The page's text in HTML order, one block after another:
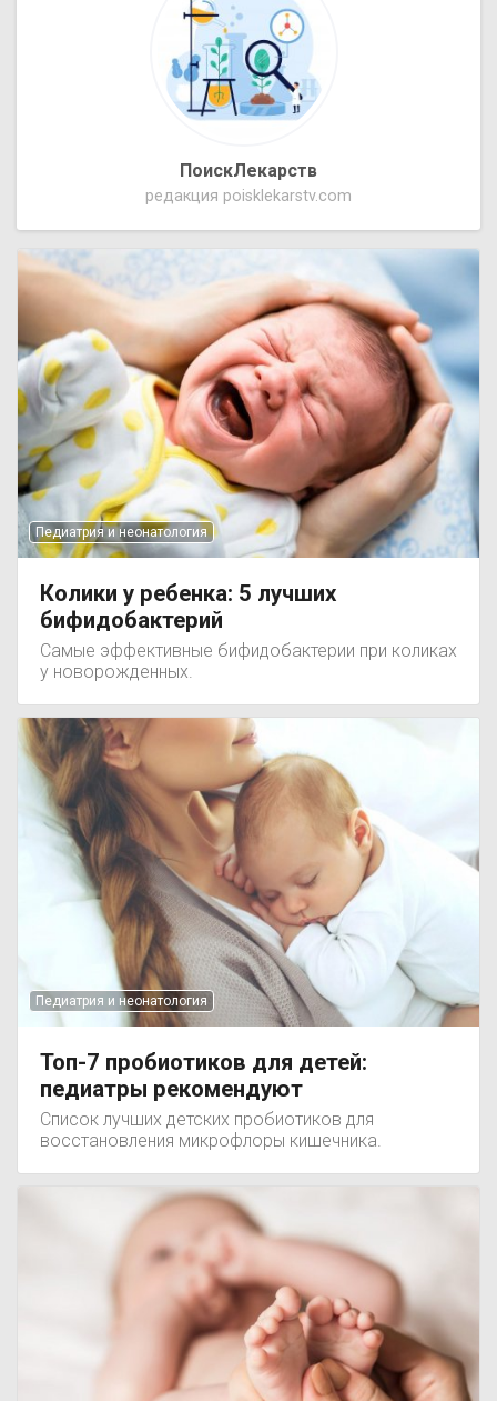
ПоискЛекарств
редакция poisklekarstv.com
Педиатрия и неонатология
Колики у ребенка: 5 лучших
бифидобактерий
Самые эффективные бифидобактерии при коликах
у новорожденных.
Педиатрия и неонатология
Топ-7 пробиотиков для детей:
педиатры рекомендуют
Список лучших детских пробиотиков для
восстановления микрофлоры кишечника.